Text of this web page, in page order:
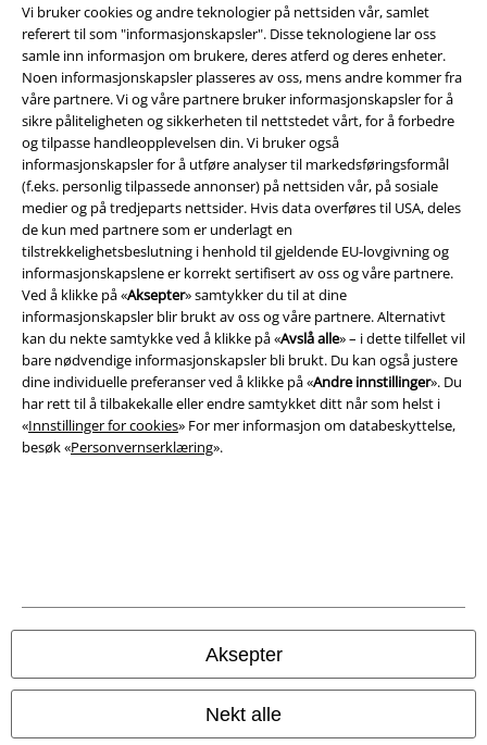
Vi bruker cookies og andre teknologier på nettsiden vår, samlet
referert til som "informasjonskapsler". Disse teknologiene lar oss
samle inn informasjon om brukere, deres atferd og deres enheter.
Noen informasjonskapsler plasseres av oss, mens andre kommer fra
våre partnere. Vi og våre partnere bruker informasjonskapsler for å
sikre påliteligheten og sikkerheten til nettstedet vårt, for å forbedre
og tilpasse handleopplevelsen din. Vi bruker også
informasjonskapsler for å utføre analyser til markedsføringsformål
(f.eks. personlig tilpassede annonser) på nettsiden vår, på sosiale
medier og på tredjeparts nettsider. Hvis data overføres til USA, deles
de kun med partnere som er underlagt en
tilstrekkelighetsbeslutning i henhold til gjeldende EU-lovgivning og
informasjonskapslene er korrekt sertifisert av oss og våre partnere.
Ved å klikke på «Aksepter» samtykker du til at dine
informasjonskapsler blir brukt av oss og våre partnere. Alternativt
kan du nekte samtykke ved å klikke på «Avslå alle» – i dette tilfellet vil
bare nødvendige informasjonskapsler bli brukt. Du kan også justere
dine individuelle preferanser ved å klikke på «Andre innstillinger». Du
har rett til å tilbakekalle eller endre samtykket ditt når som helst i
«Innstillinger for cookies» For mer informasjon om databeskyttelse,
besøk «Personvernserklæring».
Aksepter
Nekt alle
EMP App
Her kan du laste ned EMPs nye app helt gratis og ta del i alle de nye
funksjonene og fordelene!
A Warner Music Group Company
Impressum
Konfidensialitetserklæring
Avfallshåndtering og miljøbeskyttelse